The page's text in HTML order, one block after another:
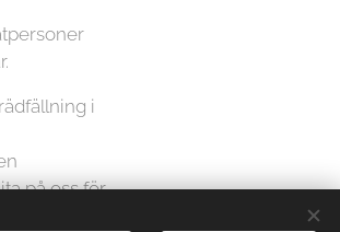
i
på oss för